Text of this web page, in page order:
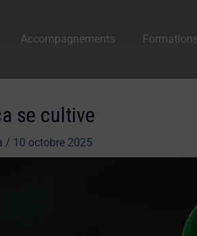
Accompagnements Formations
se cultive
/ 10 octobre 2025